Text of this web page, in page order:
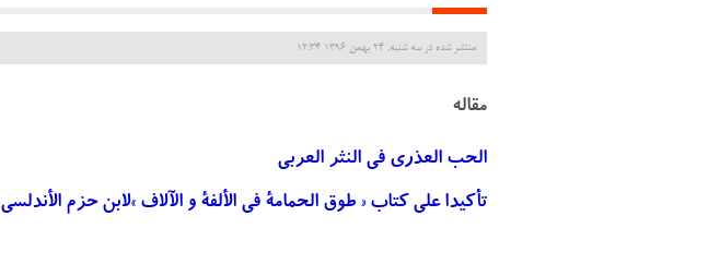
منتشر شده در سه شنبه, 24 بهمن 1396 12:34
مقاله
الحب العذری فی النثر العربی
تأکیدا علی کتاب « طوق الحمامة فی الألفة و الآلاف »لابن حزم الأندلسی